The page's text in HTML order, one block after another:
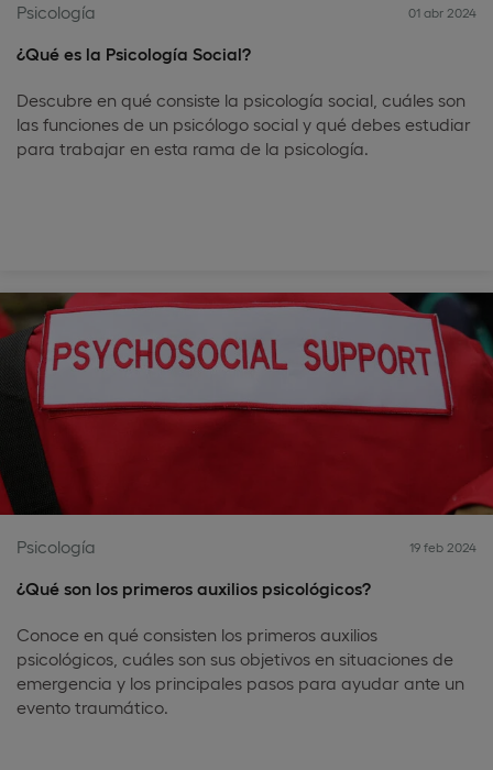
Psicología 01 abr 2024
¿Qué es la Psicología Social?
Descubre en qué consiste la psicología social, cuáles son
las funciones de un psicólogo social y qué debes estudiar
para trabajar en esta rama de la psicología.
Psicología 19 feb 2024
¿Qué son los primeros auxilios psicológicos?
Conoce en qué consisten los primeros auxilios
psicológicos, cuáles son sus objetivos en situaciones de
emergencia y los principales pasos para ayudar ante un
evento traumático.